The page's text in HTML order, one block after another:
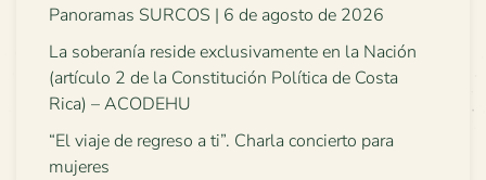
Panoramas SURCOS | 6 de agosto de 2026
La soberanía reside exclusivamente en la Nación
(artículo 2 de la Constitución Política de Costa
Rica) – ACODEHU
“El viaje de regreso a ti”. Charla concierto para
mujeres